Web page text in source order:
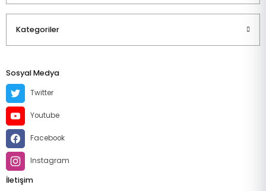
Kategoriler
Sosyal Medya
Twitter
Youtube
Facebook
Instagram
İletişim